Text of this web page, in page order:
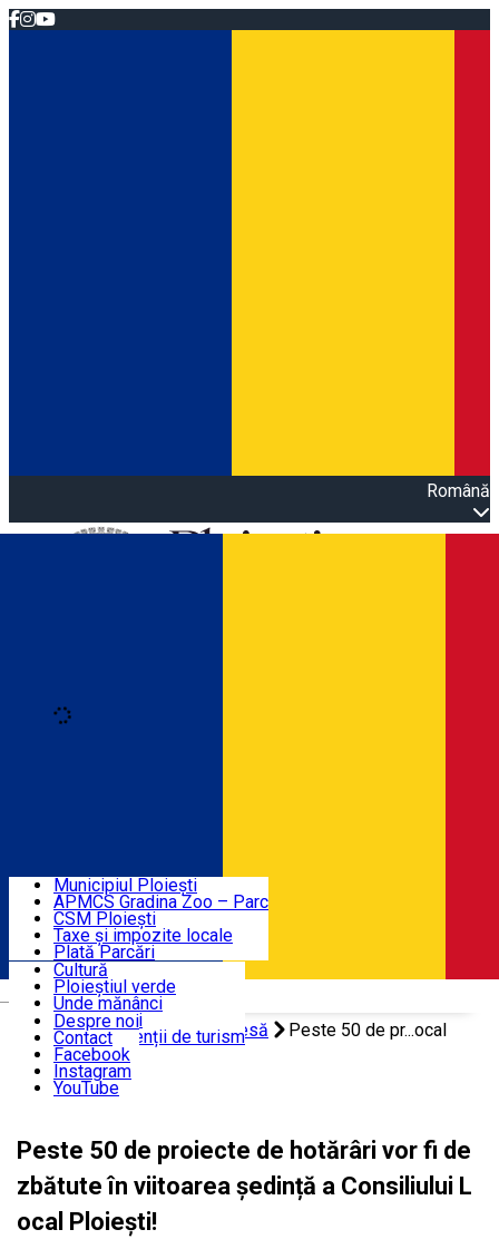
Română
Română
Agenda evenimentelor
Știri Primărie
Turist în Ploiești
Contact
Municipiul Ploiești
APMCS Gradina Zoo – Parc
CSM Ploiești
Taxe și impozite locale
Plată Parcări
Cultură
Ploieștiul verde
Unde mănânci
Unde dormi
Ghizi și agenții de turism
Despre noi
Contact
Facebook
Instagram
YouTube
Acasă Comunicate de presă
Peste 50 de pr...ocal
Ploiești!
Peste 50 de proiecte de hotărâri vor fi de
zbătute în viitoarea ședință a Consiliului L
ocal Ploiești!